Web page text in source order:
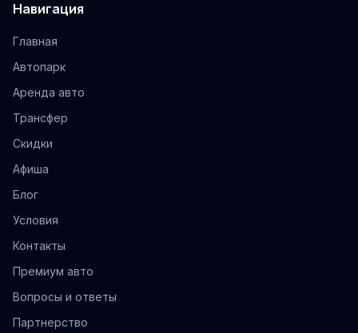
Навигация
Главная
Автопарк
Аренда авто
Трансфер
Скидки
Афиша
Блог
Условия
Контакты
Премиум авто
Вопросы и ответы
Партнерство